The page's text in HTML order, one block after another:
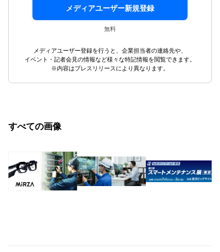
メディアユーザー新規登録
無料
メディアユーザー登録を行うと、企業担当者の連絡先や、
イベント・記者会見の情報など様々な特記情報を閲覧できます。
※内容はプレスリリースにより異なります。
すべての画像